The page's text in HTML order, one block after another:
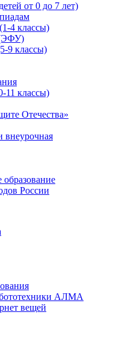
от 0 до 7 лет)
4 классы)
(ЭФУ)
9 классы)
11 классы)
Отечества»
внеурочная
образование
России
АЛМА
вещей